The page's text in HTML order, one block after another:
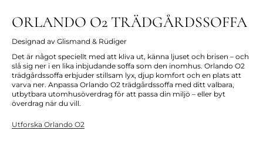
ORLANDO O2 TRÄDGÅRDSSOFFA
Designad av Glismand & Rüdiger
Det är något speciellt med att kliva ut, känna ljuset och brisen – och
slå sig ner i en lika inbjudande soffa som den inomhus. Orlando O2
trädgårdssoffa erbjuder stillsam lyx, djup komfort och en plats att
varva ner. Anpassa Orlando O2 trädgårdssoffa med ditt valbara,
utbytbara utomhusöverdrag för att passa din miljö – eller byt
överdrag när du vill.
Utforska Orlando O2